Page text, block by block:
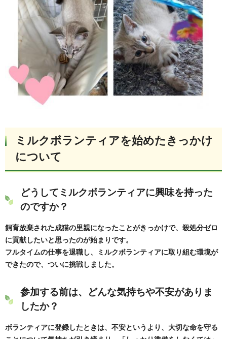
ミルクボランティアを始めたきっかけ
について
どうしてミルクボランティアに興味を持った
のですか？
飼育放棄された成猫の里親になったことがきっかけで、殺処分ゼロ
に貢献したいと思ったのが始まりです。
フルタイムの仕事を退職し、ミルクボランティアに取り組む環境が
できたので、ついに挑戦しました。
参加する前は、どんな気持ちや不安がありま
したか？
ボランティアに登録したときは、不安というより、大切な命を守る